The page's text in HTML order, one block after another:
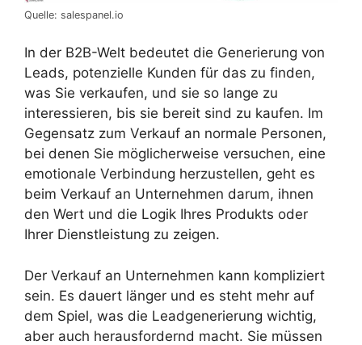
Quelle: salespanel.io
In der B2B-Welt bedeutet die Generierung von
Leads, potenzielle Kunden für das zu finden,
was Sie verkaufen, und sie so lange zu
interessieren, bis sie bereit sind zu kaufen. Im
Gegensatz zum Verkauf an normale Personen,
bei denen Sie möglicherweise versuchen, eine
emotionale Verbindung herzustellen, geht es
beim Verkauf an Unternehmen darum, ihnen
den Wert und die Logik Ihres Produkts oder
Ihrer Dienstleistung zu zeigen.
Der Verkauf an Unternehmen kann kompliziert
sein. Es dauert länger und es steht mehr auf
dem Spiel, was die Leadgenerierung wichtig,
aber auch herausfordernd macht. Sie müssen